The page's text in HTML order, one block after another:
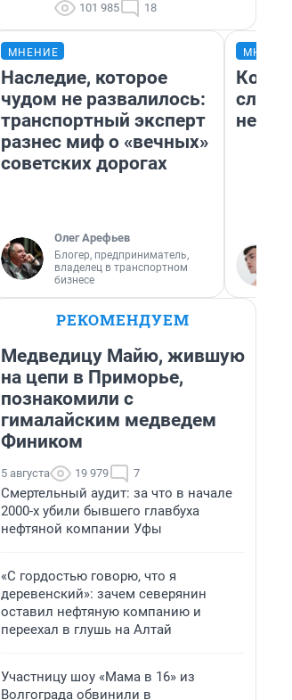
101 985 18
МНЕНИЕ
Наследие, которое
чудом не развалилось:
транспортный эксперт
разнес миф о «вечных»
советских дорогах
Олег Арефьев
Блогер, предприниматель,
владелец в транспортном
бизнесе
слов:
РЕКОМЕНДУЕМ
Медведицу Майю, жившую
на цепи в Приморье,
познакомили с
гималайским медведем
Фиником
5 августа 19 979 7
Смертельный аудит: за что в начале
2000-х убили бывшего главбуха
нефтяной компании Уфы
«С гордостью говорю, что я
деревенский»: зачем северянин
оставил нефтяную компанию и
переехал в глушь на Алтай
Участницу шоу «Мама в 16» из
Волгограда обвинили в